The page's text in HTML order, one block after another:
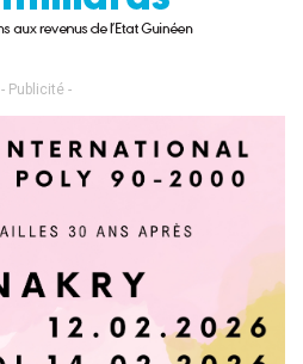
- Publicité -